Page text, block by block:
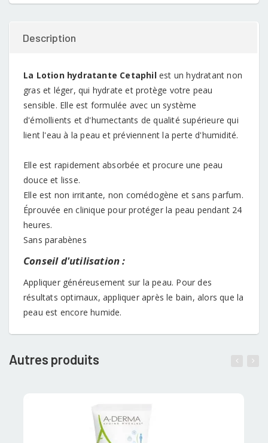
Description
La Lotion hydratante Cetaphilest un hydratant non
gras et léger, qui hydrate et protège votre peau
sensible. Elle est formulée avec un système
d'émollients et d'humectants de qualité supérieure qui
lient l'eau à la peau et préviennent la perte d'humidité.
Elle est rapidement absorbée et procure une peau
douce et lisse.
Elle est non irritante, non comédogène et sans parfum.
Éprouvée en clinique pour protéger la peau pendant 24
heures.
Sans parabènes
Conseil d'utilisation :
Appliquer généreusement sur la peau. Pour des
résultats optimaux, appliquer après le bain, alors que la
peau est encore humide.
Autres produits